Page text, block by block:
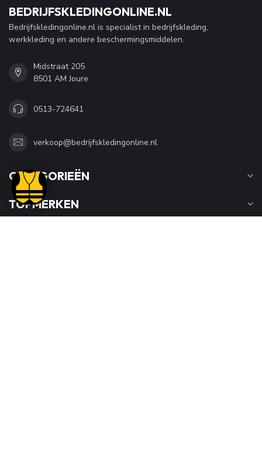
BEDRIJFSKLEDINGONLINE.NL
Bedrijfskledingonline.nl is specialist in bedrijfskleding,
werkkleding en andere beschermingsmiddelen.
Midstraat 205
8501 AM Joure
0513-724641
verkoop@bedrijfskledingonline.nl
CATEGORIEËN
TOPMERKEN